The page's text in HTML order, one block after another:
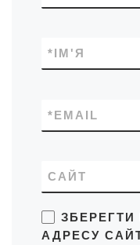
ІМ'Я
*
EMAIL
*
САЙТ
ЗБЕРЕГТИ
АДРЕСУ